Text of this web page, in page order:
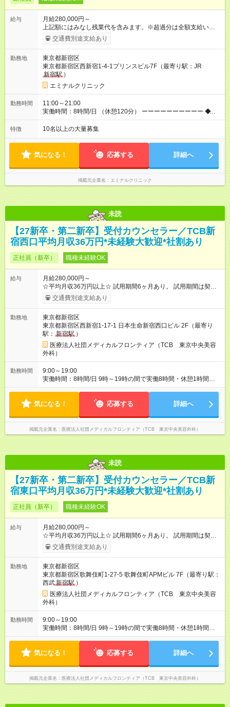
給与
月給280,000円～
上記額にはみなし残業代を含みます。※超過分は全額支給いたし
ます。 みなし残業代 38,100円／月 みなし残業時間 23時間／月
◆インセンティブを支給◆ 頑張りに応じて、インセンティブ（業
【年収800万円】を記録している先輩社員も在籍しています。
【試用期間】試用期間あり 試用期間の長さ：6ヶ月 ※ 雇用形態
と給与に、本採用時と異なる部分があります。 雇用形態：中途
採用（契約社員） 給与：月給 270,000円以上 上記額にはみなし
残業代を含みます。※超過分は全額支給いたします。 みなし残
業代 36,700円／月 みなし残業時間 23時間／月
交通費別途支給あり
勤務地
東京都新宿区
東京都新宿区西新宿1-4-1プリンスビル7F（最寄り駅：JR
新宿駅 ）
エミナルクリニック
勤務時間
11:00～21:00
実働時間：8時間/日 （休憩120分） ーーーーーーーーーー ◆残
業少なめ＆通勤も楽々◆ ーーーーーーーーーー 始業時間は11時
とゆっくりなので、通勤ラッシュの中出社する大変さはありま
生活との両立が叶います。
特徴 10名以上の大量募集
気になる！ 応募する 詳細へ
掲載元企業名 エミナルクリニック
未読
【27新卒・第二新卒】受付カウンセラー／TCB新
宿西口平均月収36万円*未経験大歓迎*社割あり
正社員（新卒） 職種未経験OK
給与
月給280,000円～
☆平均月収36万円以上☆ 試用期間6ヶ月あり。 試用期間は契約
社員として、月給26万円となります。 ＜試用期間終了後＞ 月給
28万円+インセンティブ（平均8万円）+残業代等 ＝平均月収36
次昇給制度アリ】 年次昇給制度で毎年月給が上がっていくので
役職につかない場合でもしっかり昇給♪ 【試用期間】試用期間あ
り 試用期間の長さ：6ヶ月 ※ 雇用形態と給与に、本採用時と異
なる部分があります。 雇用形態：新卒採用（契約社員） 給与：
月給 260,000円以上
交通費別途支給あり
勤務地
東京都新宿区
東京都新宿区西新宿1-17-1 日本生命新宿西口ビル 2F（最寄り
駅： 新宿駅 ）
医療法人社団メディカルフロンティア（TCB 東京中央美容
外科）
勤務時間
9:00～19:00
実働時間：8時間/日 9時～19時の間で実働8時間・休憩1時間
【残業ほぼ無し！】 残業月平均3.2時間のため、ほぼ毎日定時で
気になる！ 応募する 詳細へ
掲載元企業名 医療法人社団メディカルフロンティア（TCB 東京中央美容外科）
未読
【27新卒・第二新卒】受付カウンセラー／TCB新
宿東口平均月収36万円*未経験大歓迎*社割あり
正社員（新卒） 職種未経験OK
給与
月給280,000円～
☆平均月収36万円以上☆ 試用期間6ヶ月あり。 試用期間は契約
社員として、月給26万円となります。 ＜試用期間終了後＞ 月給
28万円+インセンティブ（平均8万円）+残業代等 ＝平均月収36
次昇給制度アリ】 年次昇給制度で毎年月給が上がっていくので
役職につかない場合でもしっかり昇給♪ 【試用期間】試用期間あ
り 試用期間の長さ：6ヶ月 ※ 雇用形態と給与に、本採用時と異
なる部分があります。 雇用形態：新卒採用（契約社員） 給与：
月給 260,000円以上
交通費別途支給あり
勤務地
東京都新宿区
東京都新宿区歌舞伎町1-27-5 歌舞伎町APMビル 7F（最寄り駅：
西武新宿駅 ）
医療法人社団メディカルフロンティア（TCB 東京中央美容
外科）
勤務時間
9:00～19:00
実働時間：8時間/日 9時～19時の間で実働8時間・休憩1時間
【残業ほぼ無し！】 残業月平均3.2時間のため、ほぼ毎日定時で
気になる！ 応募する 詳細へ
掲載元企業名 医療法人社団メディカルフロンティア（TCB 東京中央美容外科）